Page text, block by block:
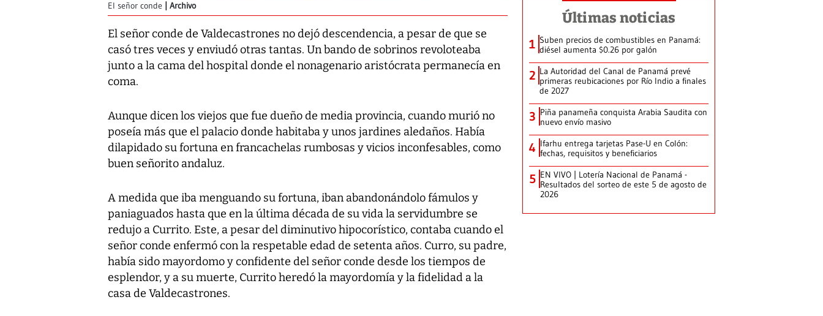
El señor conde Archivo
El señor conde de Valdecastrones no dejó descendencia, a pesar de que se
casó tres veces y enviudó otras tantas. Un bando de sobrinos revoloteaba
junto a la cama del hospital donde el nonagenario aristócrata permanecía en
coma.
Aunque dicen los viejos que fue dueño de media provincia, cuando murió no
poseía más que el palacio donde habitaba y unos jardines aledaños. Había
dilapidado su fortuna en francachelas rumbosas y vicios inconfesables, como
buen señorito andaluz.
A medida que iba menguando su fortuna, iban abandonándolo fámulos y
paniaguados hasta que en la última década de su vida la servidumbre se
redujo a Currito. Este, a pesar del diminutivo hipocorístico, contaba cuando el
señor conde enfermó con la respetable edad de setenta años. Curro, su padre,
había sido mayordomo y confidente del señor conde desde los tiempos de
esplendor, y a su muerte, Currito heredó la mayordomía y la fidelidad a la
casa de Valdecastrones.
Últimas noticias
1 Suben precios de combustibles en Panamá:
diésel aumenta $0.26 por galón
2 La Autoridad del Canal de Panamá prevé
primeras reubicaciones por Río Indio a finales
de 2027
3 Piña panameña conquista Arabia Saudita con
nuevo envío masivo
4 Ifarhu entrega tarjetas Pase-U en Colón:
fechas, requisitos y beneficiarios
5 EN VIVO | Lotería Nacional de Panamá -
Resultados del sorteo de este 5 de agosto de
2026